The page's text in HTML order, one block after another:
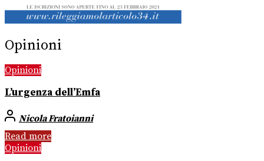
Opinioni
Opinioni
L’urgenza dell’Emfa
Nicola Fratoianni
Read more
Opinioni